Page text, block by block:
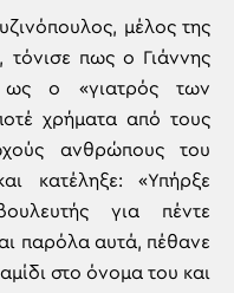
μέλος της
τόνισε πως ο Γιάννης
ως ο «γιατρός των
χρήματα από τους
ανθρώπους του
κατέληξε: «Υπήρξε
για πέντε
παρόλα αυτά, πέθανε
στο όνομα του και